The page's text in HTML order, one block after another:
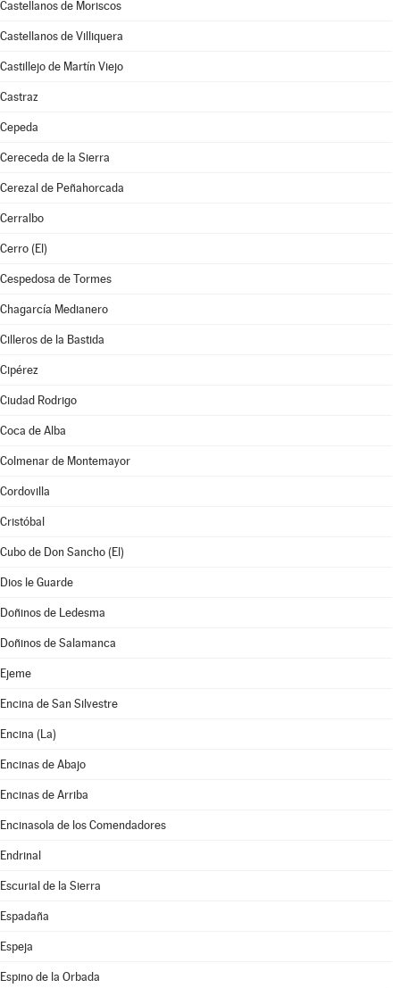
Castellanos de Moriscos
Castellanos de Villiquera
Castillejo de Martín Viejo
Castraz
Cepeda
Cereceda de la Sierra
Cerezal de Peñahorcada
Cerralbo
Cerro (El)
Cespedosa de Tormes
Chagarcía Medianero
Cilleros de la Bastida
Cipérez
Ciudad Rodrigo
Coca de Alba
Colmenar de Montemayor
Cordovilla
Cristóbal
Cubo de Don Sancho (El)
Dios le Guarde
Doñinos de Ledesma
Doñinos de Salamanca
Ejeme
Encina de San Silvestre
Encina (La)
Encinas de Abajo
Encinas de Arriba
Encinasola de los Comendadores
Endrinal
Escurial de la Sierra
Espadaña
Espeja
Espino de la Orbada